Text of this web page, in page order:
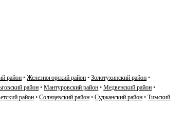
район •Железногорский район •Золотухинский район •
район •Мантуровский район •Медвенский район •
район •Солнцевский район •Суджанский район •Тимский